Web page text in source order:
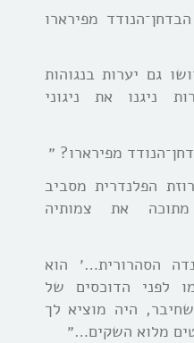
מפירארו
גם יערות בנגוהות
ניגנו את ניגוני
מפירארו? ״
הפלנדרית מסביב
את צמותיה
הסהרורית…׳ הוא
לפני הדוכסים של
שחיבר, היה מוציא לך
מלוא השקים…״